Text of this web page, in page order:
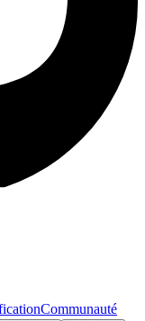
Communauté